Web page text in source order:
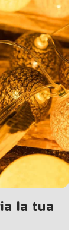
la tua